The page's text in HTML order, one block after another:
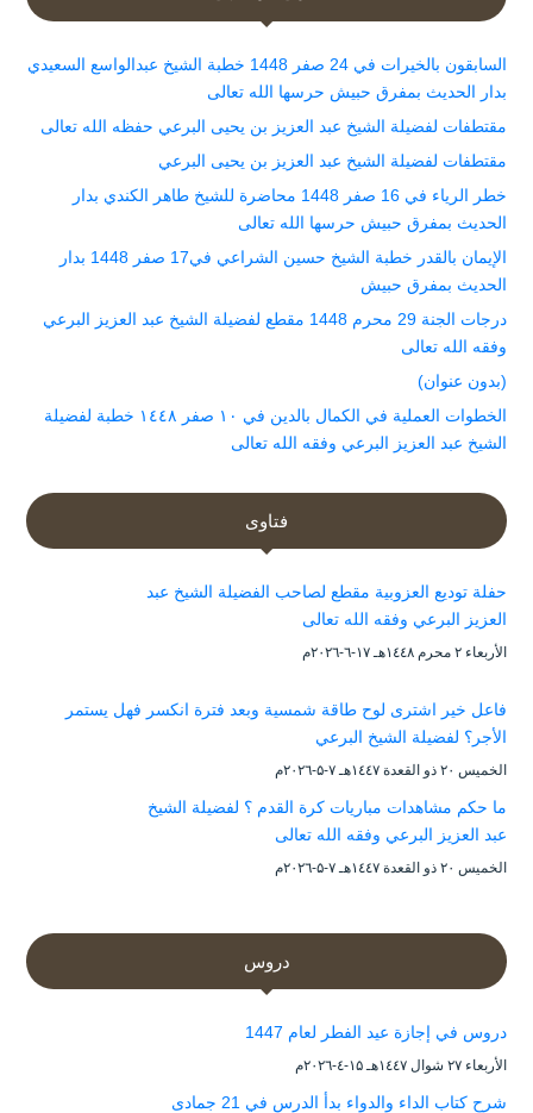
السابقون بالخيرات في 24 صفر 1448 خطبة الشيخ عبدالواسع السعيدي
بدار الحديث بمفرق حبيش حرسها الله تعالى
مقتطفات لفضيلة الشيخ عبد العزيز بن يحيى البرعي حفظه الله تعالى
مقتطفات لفضيلة الشيخ عبد العزيز بن يحيى البرعي
خطر الرياء في 16 صفر 1448 محاضرة للشيخ طاهر الكندي بدار
الحديث بمفرق حبيش حرسها الله تعالى
الإيمان بالقدر خطبة الشيخ حسين الشراعي في17 صفر 1448 بدار
الحديث بمفرق حبيش
درجات الجنة 29 محرم 1448 مقطع لفضيلة الشيخ عبد العزيز البرعي
وفقه الله تعالى
(بدون عنوان)
الخطوات العملية في الكمال بالدين في ١٠ صفر ١٤٤٨ خطبة لفضيلة
الشيخ عبد العزيز البرعي وفقه الله تعالى
فتاوى
حفلة توديع العزوبية مقطع لصاحب الفضيلة الشيخ عبد
العزيز البرعي وفقه الله تعالى
الأربعاء ۲ محرم ۱٤٤۸هـ ۱۷-٦-۲۰۲٦م
فاعل خير اشترى لوح طاقة شمسية وبعد فترة انكسر فهل يستمر
الأجر؟ لفضيلة الشيخ البرعي
الخميس ۲۰ ذو القعدة ۱٤٤۷هـ ۷-۵-۲۰۲٦م
ما حكم مشاهدات مباريات كرة القدم ؟ لفضيلة الشيخ
عبد العزيز البرعي وفقه الله تعالى
الخميس ۲۰ ذو القعدة ۱٤٤۷هـ ۷-۵-۲۰۲٦م
دروس
دروس في إجازة عيد الفطر لعام 1447
الأربعاء ۲۷ شوال ۱٤٤۷هـ ۱۵-٤-۲۰۲٦م
شرح كتاب الداء والدواء بدأ الدرس في 21 جمادى